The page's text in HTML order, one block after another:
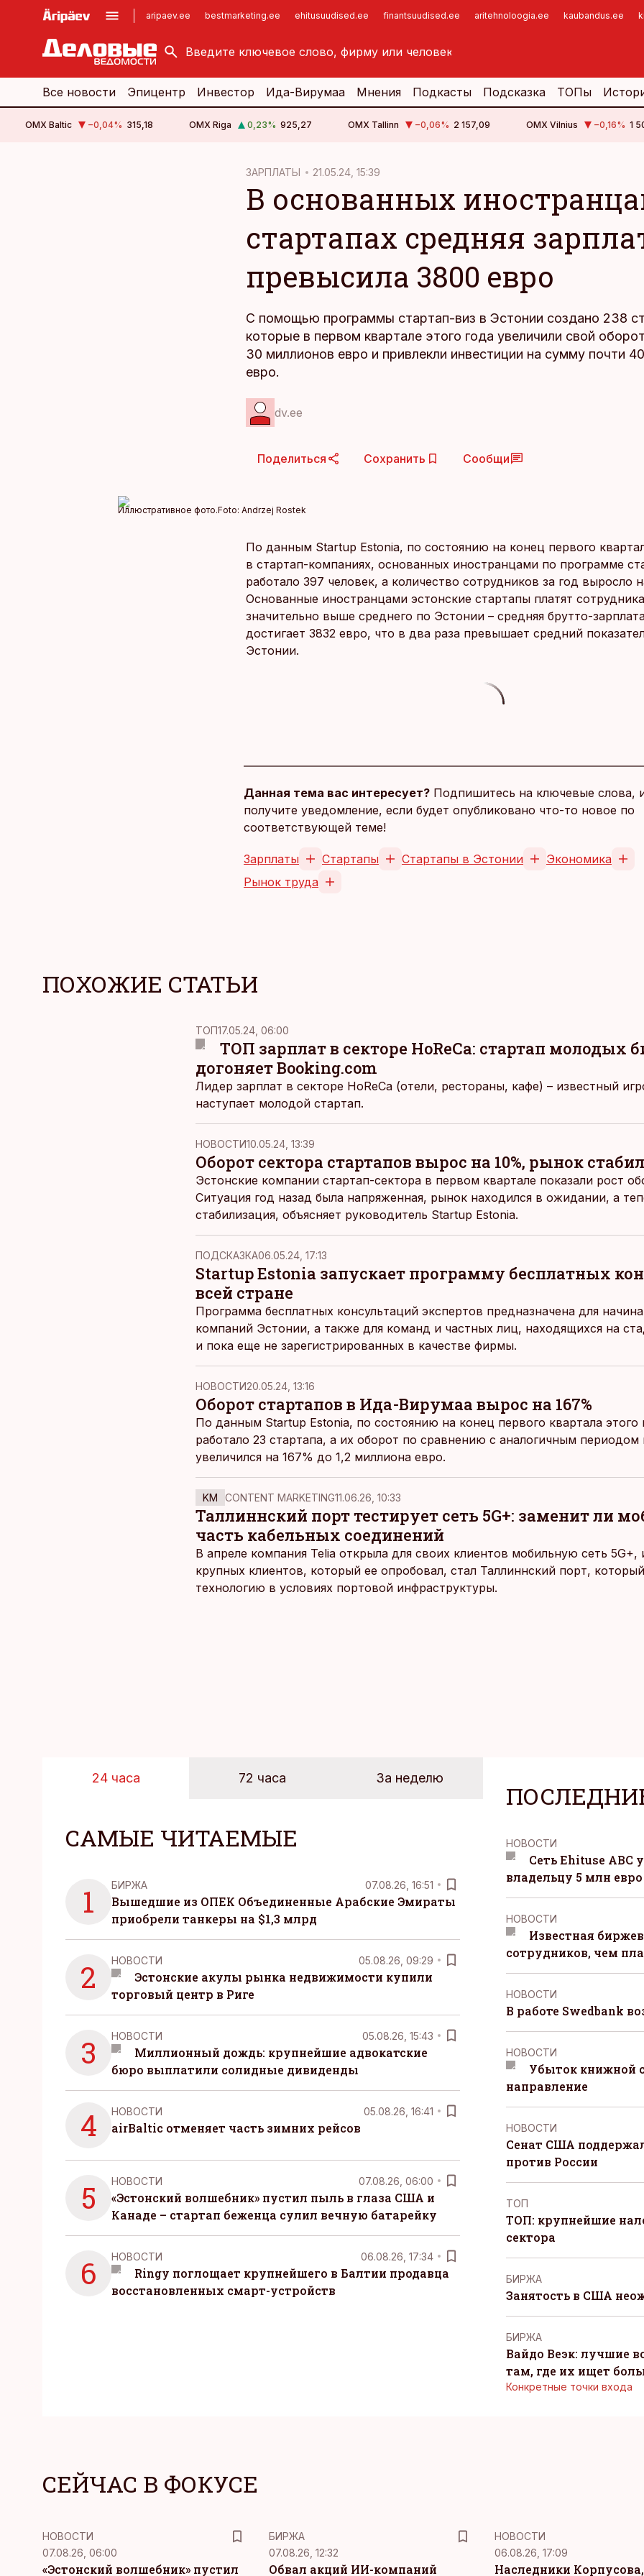
aripaev.ee bestmarketing.ee ehitusuudised.ee finantsuudised.ee aritehnoloogia.ee kaubandus.ee
kinnisvarauudised.ee
logistikauudised.ee
imelineajalugu.ee
Все новости Эпицентр Инвестор Ида-Вирумаа Мнения Подкасты Подсказка ТОПы
OMX Baltic −0,04% 315,18 OMX Riga 0,23% 925,27 OMX Tallinn −0,06% 2 157,09 OMX Vilnius −0,16% 1
ЗАРПЛАТЫ 21.05.24, 15:39
В основанных
стартапах средняя
превысила 3800 евро
С помощью программы стартап-виз в Эстонии создано 238
которые в первом квартале этого года увеличили свой
30 миллионов евро и привлекли инвестиции на сумму почти
евро.
dv.ee
Поделиться Сохранить Сообщи
Иллюстративное фото.Foto: Andrzej Rostek
По данным Startup Estonia, по состоянию на конец первого
в стартап-компаниях, основанных иностранцами по программе
работало 397 человек, а количество сотрудников за год выросло
Основанные иностранцами эстонские стартапы платят
значительно выше среднего по Эстонии – средняя брутто-
достигает 3832 евро, что в два раза превышает средний
Эстонии.
Данная тема вас интересует? Подпишитесь на ключевые слова,
получите уведомление, если будет опубликовано что-то новое по
соответствующей теме!
Зарплаты Стартапы Стартапы в Эстонии
Экономика
Рынок труда
ПОХОЖИЕ СТАТЬИ
ТОП17.05.24, 06:00
ТОП зарплат в секторе HoReCa: стартап молодых
догоняет Booking.com
Лидер зарплат в секторе HoReCa (отели, рестораны, кафе) – известный
наступает молодой стартап.
НОВОСТИ10.05.24, 13:39
Оборот сектора стартапов вырос на 10%, рынок
Эстонские компании стартап-сектора в первом квартале показали рост
Ситуация год назад была напряженная, рынок находился в ожидании, а
стабилизация, объясняет руководитель Startup Estonia.
ПОДСКАЗКА06.05.24, 17:13
Startup Estonia запускает программу бесплатных
всей стране
Программа бесплатных консультаций экспертов предназначена для
компаний Эстонии, а также для команд и частных лиц, находящихся на
и пока еще не зарегистрированных в качестве фирмы.
НОВОСТИ20.05.24, 13:16
Оборот стартапов в Ида-Вирумаа вырос на 167%
По данным Startup Estonia, по состоянию на конец первого квартала
работало 23 стартапа, а их оборот по сравнению с аналогичным периодом
увеличился на 167% до 1,2 миллиона евро.
KM CONTENT MARKETING11.06.26, 10:33
Таллиннский порт тестирует сеть 5G+: заменит ли
часть кабельных соединений
В апреле компания Telia открыла для своих клиентов мобильную сеть
крупных клиентов, который ее опробовал, стал Таллиннский порт,
технологию в условиях портовой инфраструктуры.
24 часа 72 часа За неделю
САМЫЕ ЧИТАЕМЫЕ
1 БИРЖА 07.08.26, 16:51
Вышедшие из ОПЕК Объединенные Арабские Эмираты
приобрели танкеры на $1,3 млрд
2 НОВОСТИ 05.08.26, 09:29
Эстонские акулы рынка недвижимости купили
торговый центр в Риге
3 НОВОСТИ 05.08.26, 15:43
Миллионный дождь: крупнейшие адвокатские
бюро выплатили солидные дивиденды
4 НОВОСТИ 05.08.26, 16:41
airBaltic отменяет часть зимних рейсов
5 НОВОСТИ 07.08.26, 06:00
«Эстонский волшебник» пустил пыль в глаза США и
Канаде – стартап беженца сулил вечную батарейку
6 НОВОСТИ 06.08.26, 17:34
Ringy поглощает крупнейшего в Балтии продавца
восстановленных смарт-устройств
НОВОСТИ
Сеть Ehituse
владельцу 5 млн евро
НОВОСТИ
Известная
сотрудников, чем
НОВОСТИ
В работе Swedbank
НОВОСТИ
Убыток книжной
направление
НОВОСТИ
Сенат США
против России
ТОП
ТОП: крупнейшие
сектора
БИРЖА
Занятость в США
БИРЖА
Вайдо Веэк: лучшие
там, где их ищет
Конкретные точки входа
СЕЙЧАС В ФОКУСЕ
НОВОСТИ
07.08.26, 06:00
«Эстонский волшебник» пустил
БИРЖА
07.08.26, 12:32
Обвал акций ИИ-компаний
НОВОСТИ
06.08.26, 17:09
Наследники Корпусова,